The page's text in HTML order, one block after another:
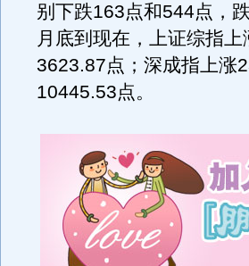
别下跌163点和544点，
月底到现在，上证综指
3623.87点；深成指上涨
10445.53点。